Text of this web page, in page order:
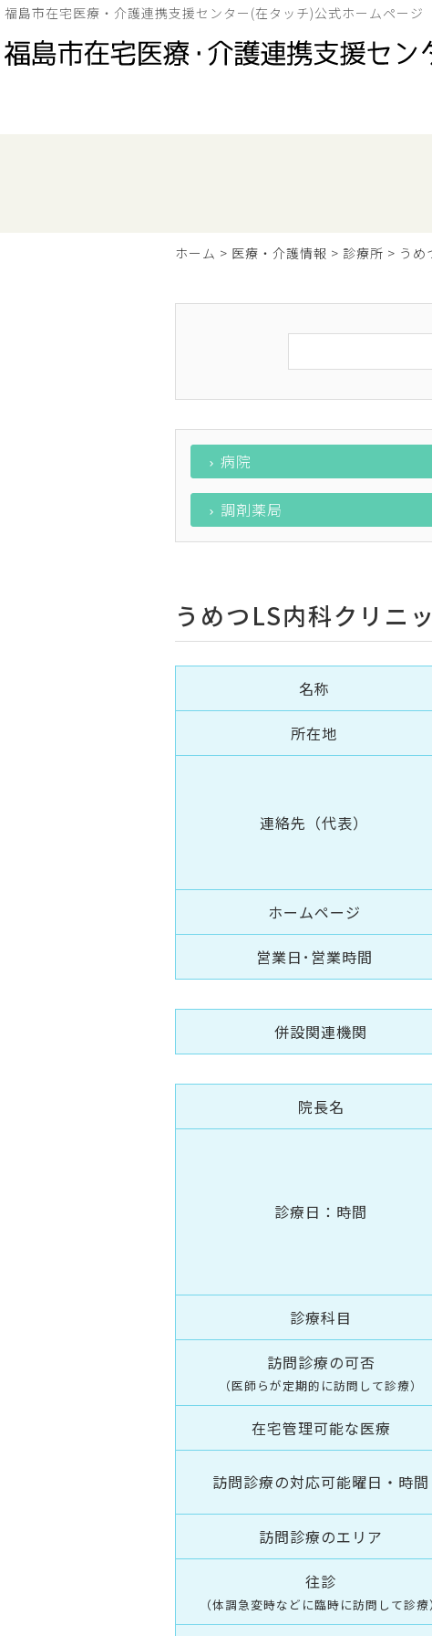
福島市在宅医療・介護連携支援センター(在タッチ)公式ホームページ
ホーム > 医療・介護情報 > 診療所 > うめ
病院
調剤薬局
うめつLS内科クリニ
名称
所在地
連絡先（代表）
ホームページ
営業日･営業時間
併設関連機関
院長名
診療日：時間
診療科目
訪問診療の可否
（医師らが定期的に訪問して診療）
在宅管理可能な医療
訪問診療の対応可能曜日・時間
訪問診療のエリア
往診
（体調急変時などに臨時に訪問して診療